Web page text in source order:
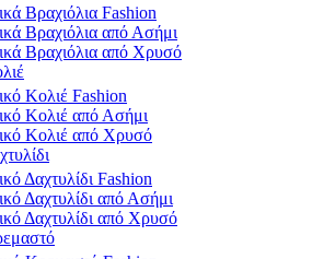
Βραχιόλια Fashion
Βραχιόλια από Ασήμι
Βραχιόλια από Χρυσό
Κολιέ Fashion
Κολιέ από Ασήμι
Κολιέ από Χρυσό
Δαχτυλίδι Fashion
Δαχτυλίδι από Ασήμι
Δαχτυλίδι από Χρυσό